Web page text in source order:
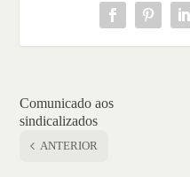
Comunicado aos
sindicalizados
ANTERIOR